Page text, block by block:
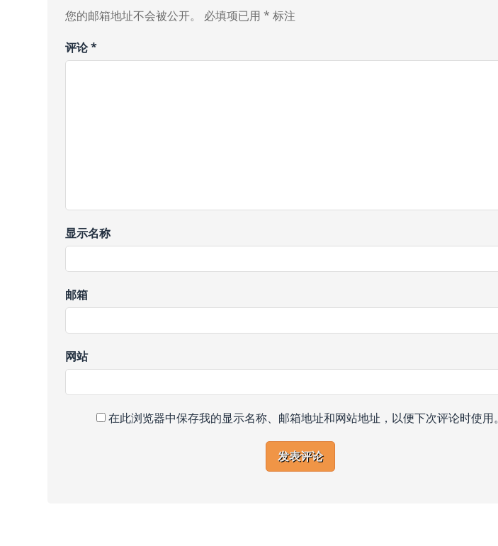
您的邮箱地址不会被公开。 必填项已用 * 标注
评论*
显示名称
邮箱
网站
在此浏览器中保存我的显示名称、邮箱地址和网站地址，以便下次评论时使用。